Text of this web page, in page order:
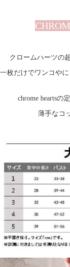
クロームハーツの
一枚だけでワンコや
chrome heartsの
薄手なコ